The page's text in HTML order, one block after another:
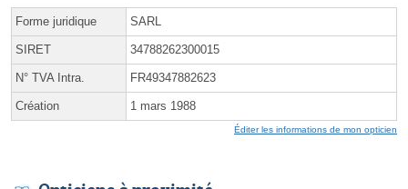
Forme juridique SARL
SIRET 34788262300015
N° TVA Intra. FR49347882623
Création 1 mars 1988
Éditer les informations de mon opticien